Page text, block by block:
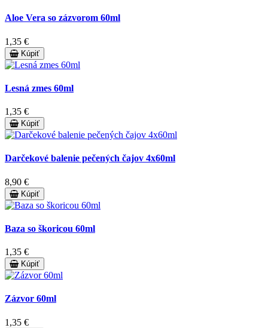
Aloe Vera so zázvorom 60ml
1,35 €
Kúpiť
Lesná zmes 60ml
1,35 €
Kúpiť
Darčekové balenie pečených čajov 4x60ml
8,90 €
Kúpiť
Baza so škoricou 60ml
1,35 €
Kúpiť
Zázvor 60ml
1,35 €